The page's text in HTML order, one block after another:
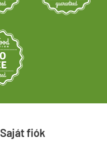
Saját fiók